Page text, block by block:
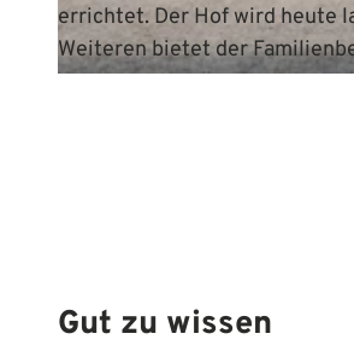
errichtet. Der Hof wird heute
Weiteren bietet der
Gut zu wissen